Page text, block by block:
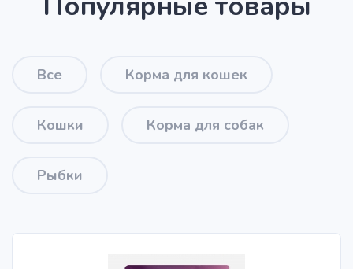
Все Корма для кошек
Кошки Корма для собак
Рыбки